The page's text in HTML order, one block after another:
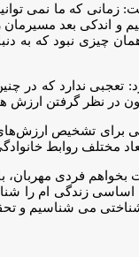
زمانی که ما نمی
اندکی بعد مسیرمان
چیزی نبود که به
تعجبی ندارد که در
در نظر گرفتن ارزش
برای تشخیص
مختلف روابط
فردی مهربان،
اساسی زندگی ام را
می شناسیم و